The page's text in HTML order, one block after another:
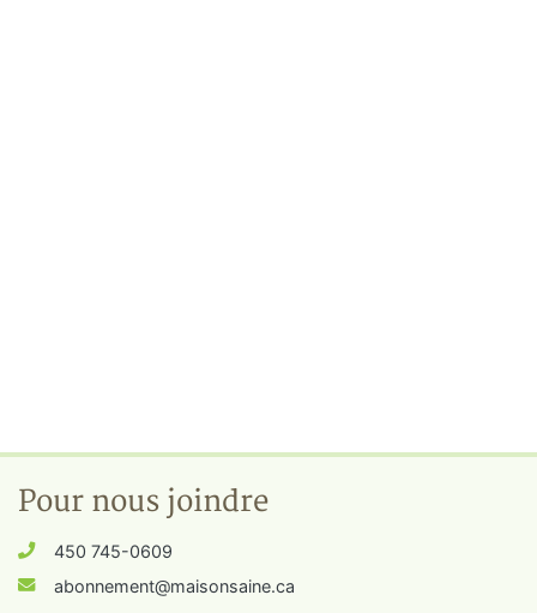
Pour nous joindre
450 745-0609
abonnement@maisonsaine.ca